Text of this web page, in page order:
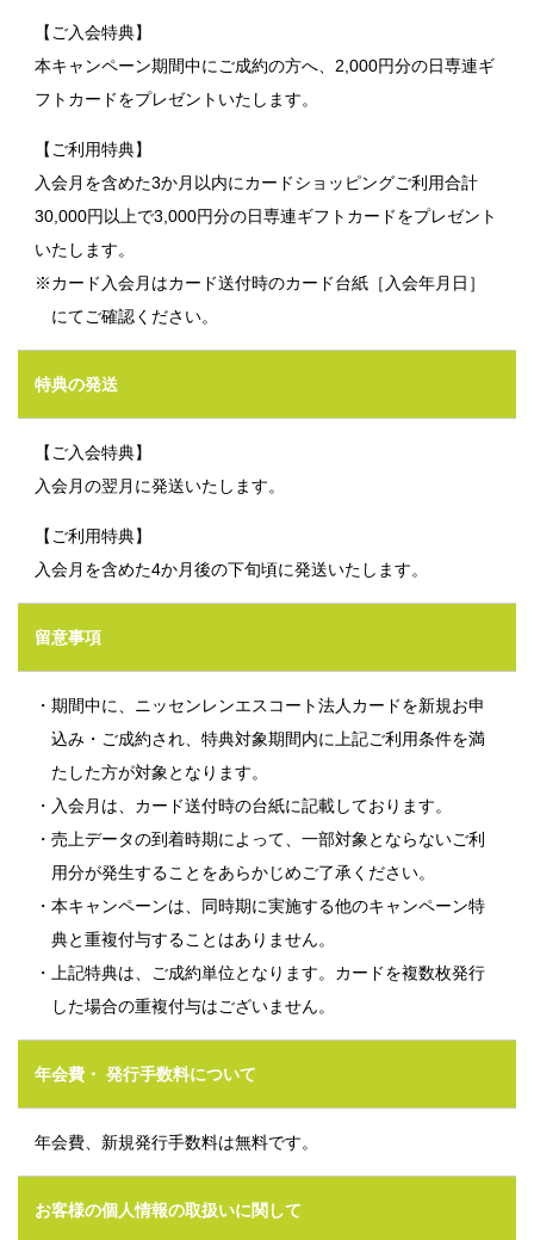
【ご入会特典】
本キャンペーン期間中にご成約の方へ、2,000円分の日専連ギ
フトカードをプレゼントいたします。
【ご利用特典】
入会月を含めた3か月以内にカードショッピングご利用合計
30,000円以上で3,000円分の日専連ギフトカードをプレゼント
いたします。
※カード入会月はカード送付時のカード台紙［入会年月日］
にてご確認ください。
特典の発送
【ご入会特典】
入会月の翌月に発送いたします。
【ご利用特典】
入会月を含めた4か月後の下旬頃に発送いたします。
留意事項
・期間中に、ニッセンレンエスコート法人カードを新規お申
込み・ご成約され、特典対象期間内に上記ご利用条件を満
たした方が対象となります。
・入会月は、カード送付時の台紙に記載しております。
・売上データの到着時期によって、一部対象とならないご利
用分が発生することをあらかじめご了承ください。
・本キャンペーンは、同時期に実施する他のキャンペーン特
典と重複付与することはありません。
・上記特典は、ご成約単位となります。カードを複数枚発行
した場合の重複付与はございません。
年会費・ 発行手数料について
年会費、新規発行手数料は無料です。
お客様の個人情報の取扱いに関して